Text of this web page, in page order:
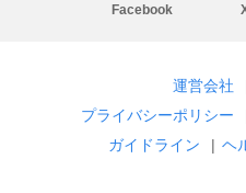
Facebook
運営会社
プライバシーポリシー
ガイドライン
| ヘ